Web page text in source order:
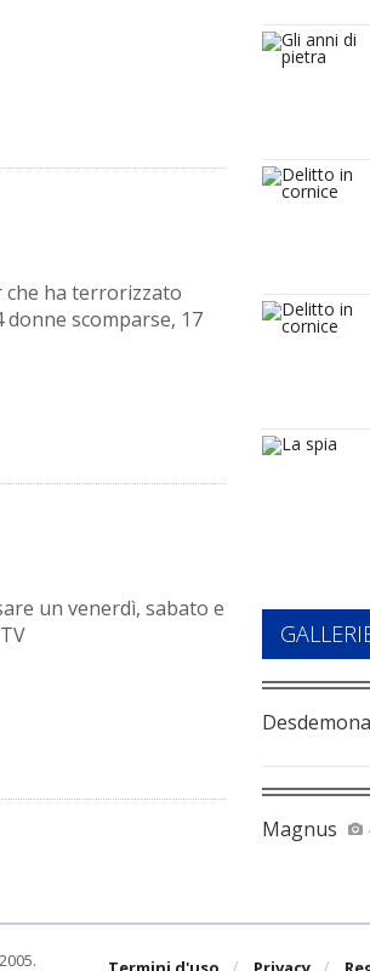
che ha terrorizzato
donne scomparse, 17
un venerdì, sabato e
Desdemona
Magnus